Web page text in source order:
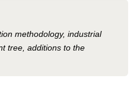
methodology, industrial
tree, additions to the